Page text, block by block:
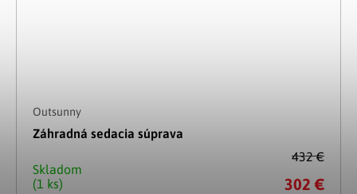
432 €
Outsunny
Záhradná sedacia súprava
Skladom
(1 ks)
302 €